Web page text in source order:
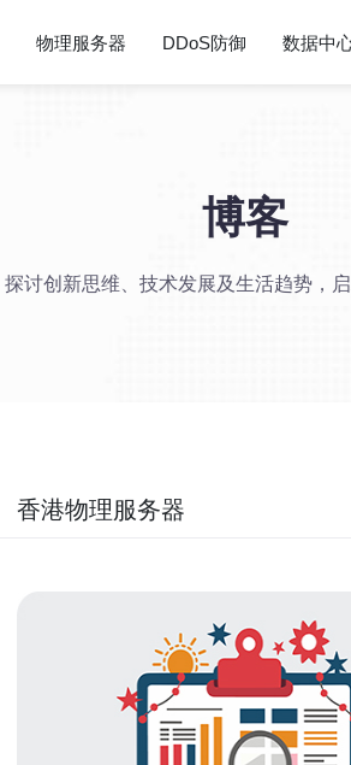
物理服务器 DDoS防御 数据中
博客
探讨创新思维、技术发展及生活趋势，启
香港物理服务器